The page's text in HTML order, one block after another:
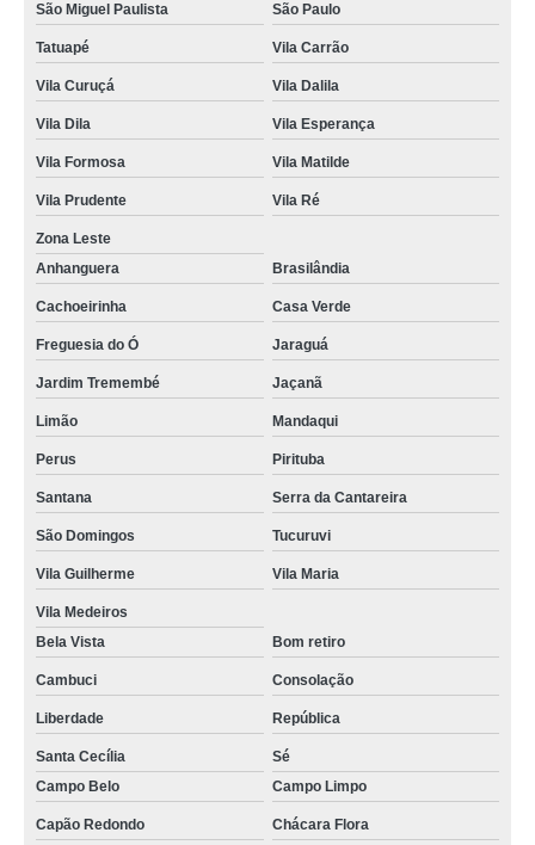
São Miguel Paulista São Paulo
Tatuapé Vila Carrão
Vila Curuçá Vila Dalila
Vila Dila Vila Esperança
Vila Formosa Vila Matilde
Vila Prudente Vila Ré
Zona Leste
Anhanguera
Brasilândia
Cachoeirinha Casa Verde
Freguesia do Ó Jaraguá
Jardim Tremembé Jaçanã
Limão Mandaqui
Perus Pirituba
Santana Serra da Cantareira
São Domingos Tucuruvi
Vila Guilherme Vila Maria
Vila Medeiros
Bela Vista
Bom retiro
Cambuci Consolação
Liberdade República
Santa Cecília
Sé
Campo Belo
Campo Limpo
Capão Redondo Chácara Flora